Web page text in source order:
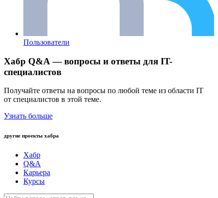
Пользователи
Хабр Q&A — вопросы и ответы для IT-
специалистов
Получайте ответы на вопросы по любой теме из области IT
от специалистов в этой теме.
Узнать больше
другие проекты хабра
Хабр
Q&A
Карьера
Курсы